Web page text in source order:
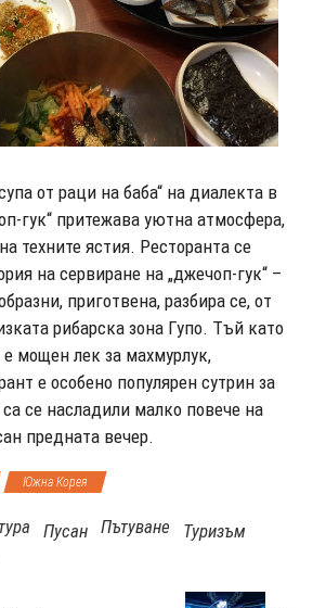
от раци на баба“ на диалекта в
гук“ притежава уютна атмосфера,
техните ястия. Ресторанта се
на сервиране на „джечоп-гук“ –
приготвена, разбира се, от
рибарска зона Гупо. Тъй като
мощен лек за махмурлук,
е особено популярен сутрин за
се насладили малко повече на
предната вечер.
Южна Корея
Пусан Пътуване
Туризъм